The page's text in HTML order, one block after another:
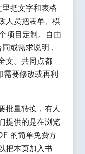
把文字和表格
人员把表单、模
项目定制。自由
或需求说明，
文。共同点都
需要修改或再利
批量转换，有人
提供的是在浏览
的简单免费方
把本页加入书